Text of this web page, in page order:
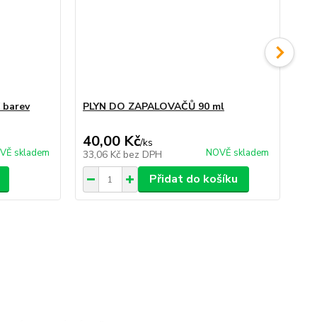
barev
skladem
PLYN DO ZAPALOVAČŮ 90 ml
40,00 Kč/ks
33,06 Kč bez DPH NOVĚ skladem
Přidat do košíku